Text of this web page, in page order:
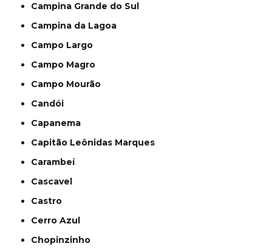
Campina Grande do Sul
Campina da Lagoa
Campo Largo
Campo Magro
Campo Mourão
Candói
Capanema
Capitão Leônidas Marques
Carambeí
Cascavel
Castro
Cerro Azul
Chopinzinho